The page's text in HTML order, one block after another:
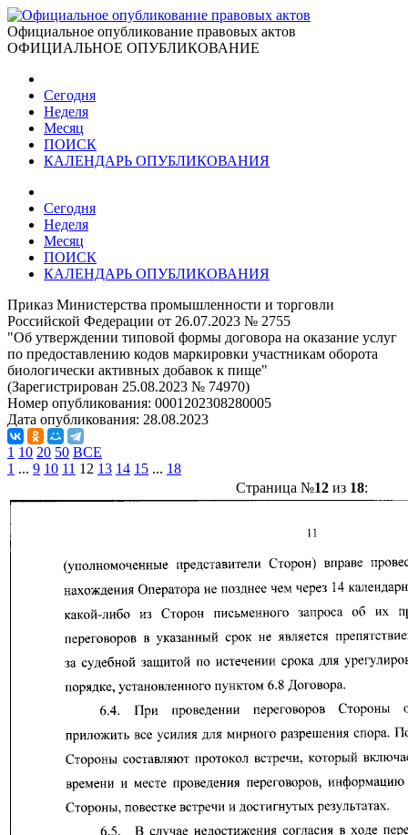
Официальное опубликование правовых актов
ОФИЦИАЛЬНОЕ ОПУБЛИКОВАНИЕ
Сегодня
Неделя
Месяц
ПОИСК
КАЛЕНДАРЬ ОПУБЛИКОВАНИЯ
Сегодня
Неделя
Месяц
ПОИСК
КАЛЕНДАРЬ ОПУБЛИКОВАНИЯ
Приказ Министерства промышленности и торговли
Российской Федерации от 26.07.2023 № 2755
"Об утверждении типовой формы договора на оказание услуг
по предоставлению кодов маркировки участникам оборота
биологически активных добавок к пище"
(Зарегистрирован 25.08.2023 № 74970)
Номер опубликования: 0001202308280005
Дата опубликования: 28.08.2023
1 10 20 50 ВСЕ
1 ... 9 10 11 12 13 14 15 ... 18
Страница №12из 18: